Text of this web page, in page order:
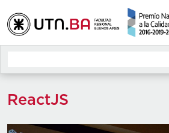
ReactJS